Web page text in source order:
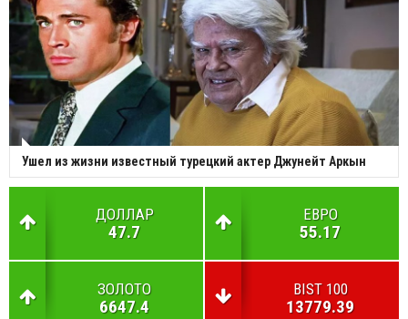
Ушел из жизни известный турецкий актер Джунейт Аркын
ДОЛЛАР
47.7
ЕВРО
55.17
ЗОЛОТО
6647.4
BIST 100
13779.39